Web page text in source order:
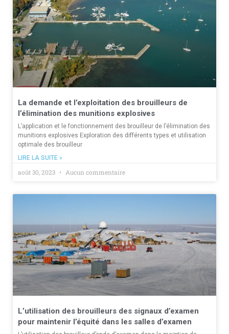
La demande et l’exploitation des brouilleurs de
l’élimination des munitions explosives
L’application et le fonctionnement des brouilleur de l’élimination des
munitions explosives Exploration des différents types et utilisation
optimale des brouilleur
LIRE LA SUITE »
août 30, 2023 Aucun commentaire
L’utilisation des brouilleurs des signaux d’examen
pour maintenir l’équité dans les salles d’examen